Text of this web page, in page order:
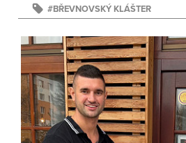
BŘEVNOVSKÝ KLÁŠTER